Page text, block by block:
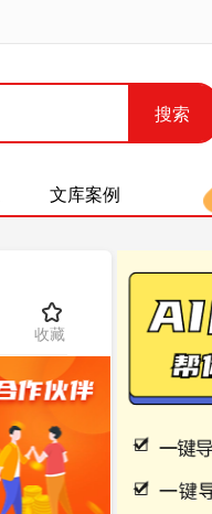
搜索
文库案例
收藏